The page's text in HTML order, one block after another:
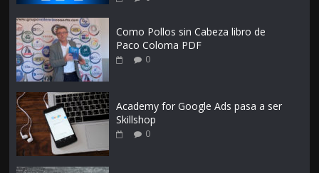
Como Pollos sin Cabeza libro de
Paco Coloma PDF
0
Academy for Google Ads pasa a ser
Skillshop
0